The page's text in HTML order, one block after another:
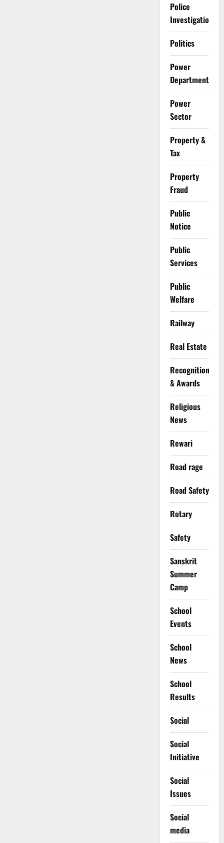
Police
Investigation
Politics
Power
Department
Power
Sector
Property &
Tax
Property
Fraud
Public
Notice
Public
Services
Public
Welfare
Railway
Real Estate
Recognition
& Awards
Religious
News
Rewari
Road rage
Road Safety
Rotary
Safety
Sanskrit
Summer
Camp
School
Events
School
News
School
Results
Social
Social
Initiative
Social
Issues
Social
media